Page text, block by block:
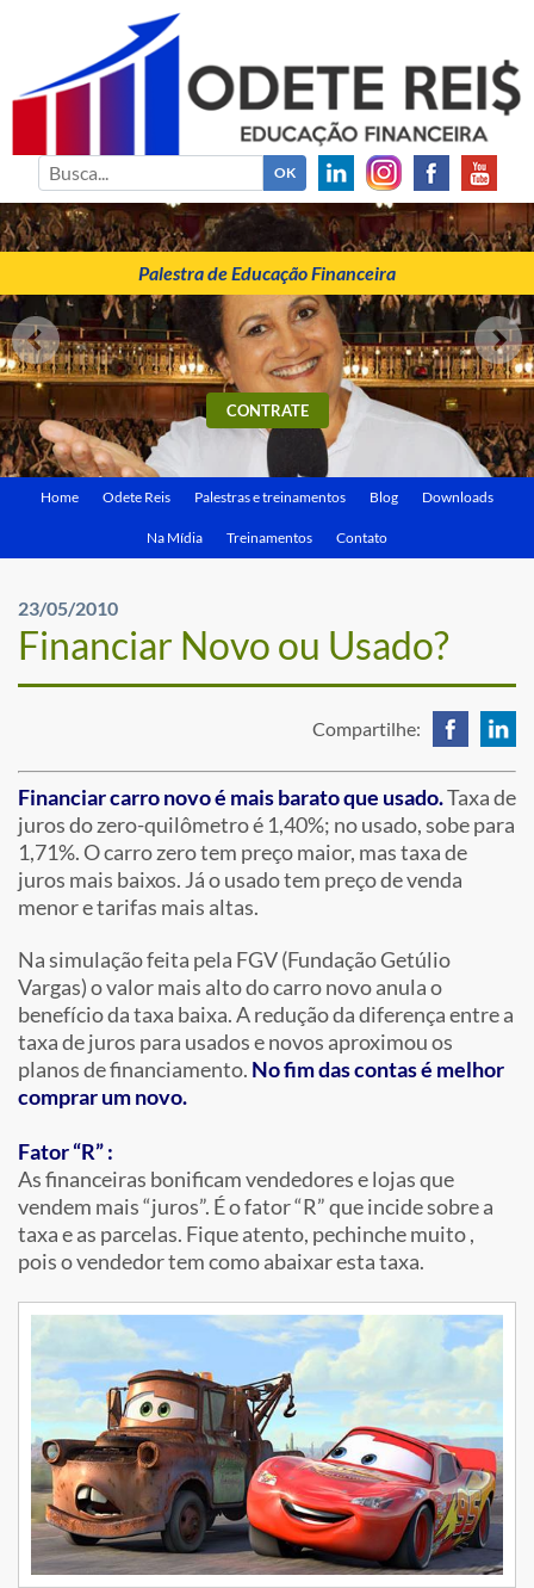
ODETE REIS
Palestrante de Educação Financeira
Palestra de Educação Financeira
CONTRATE
Home Odete Reis Palestras e treinamentos Blog Downloads
Na Mídia Treinamentos Contato
23/05/2010
Financiar Novo ou Usado?
Compartilhe:
Financiar carro novo é mais barato que usado.Taxa de
juros do zero-quilômetro é 1,40%; no usado, sobe para
1,71%. O carro zero tem preço maior, mas taxa de
juros mais baixos. Já o usado tem preço de venda
menor e tarifas mais altas.
Na simulação feita pela FGV (Fundação Getúlio
Vargas) o valor mais alto do carro novo anula o
benefício da taxa baixa. A redução da diferença entre a
taxa de juros para usados e novos aproximou os
planos de financiamento. No fim das contas é melhor
comprar um novo.
Fator “R” :
As financeiras bonificam vendedores e lojas que
vendem mais “juros”. É o fator “R” que incide sobre a
taxa e as parcelas. Fique atento, pechinche muito ,
pois o vendedor tem como abaixar esta taxa.